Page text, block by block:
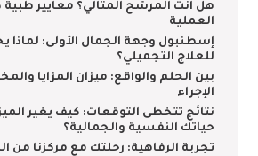
هل أنت المرشح المثالي؟ معايير طبية
العملية
إسطنبول وجهة الجمال الأولى: لماذا
للعلاج التجميلي؟
بين الحلم والواقع: ميزان المزايا
الإجراء
نتائج تتخطى التوقعات: كيف يغير
حياتك النفسية والجمالية؟
تجربة الرفاهية: رحلتك مع مركزنا من